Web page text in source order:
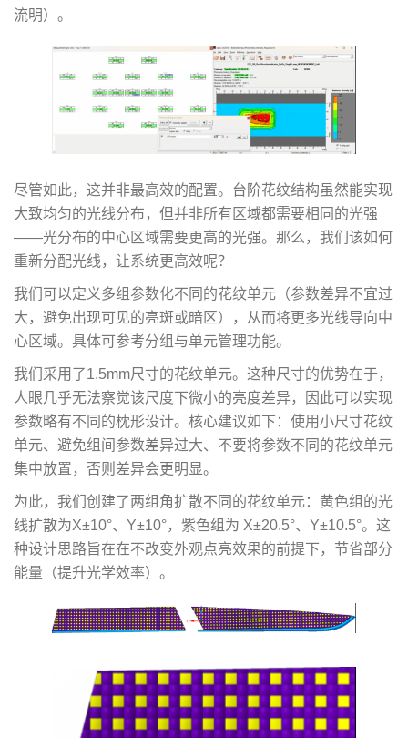
流明）。
尽管如此，这并非最高效的配置。台阶花纹结构虽然能实现
大致均匀的光线分布，但并非所有区域都需要相同的光强
——光分布的中心区域需要更高的光强。那么，我们该如何
重新分配光线，让系统更高效呢？
我们可以定义多组参数化不同的花纹单元（参数差异不宜过
大，避免出现可见的亮斑或暗区），从而将更多光线导向中
心区域。具体可参考分组与单元管理功能。
我们采用了1.5mm尺寸的花纹单元。这种尺寸的优势在于，
人眼几乎无法察觉该尺度下微小的亮度差异，因此可以实现
参数略有不同的枕形设计。核心建议如下：使用小尺寸花纹
单元、避免组间参数差异过大、不要将参数不同的花纹单元
集中放置，否则差异会更明显。
为此，我们创建了两组角扩散不同的花纹单元：黄色组的光
线扩散为X±10°、Y±10°，紫色组为 X±20.5°、Y±10.5°。这
种设计思路旨在在不改变外观点亮效果的前提下，节省部分
能量（提升光学效率）。